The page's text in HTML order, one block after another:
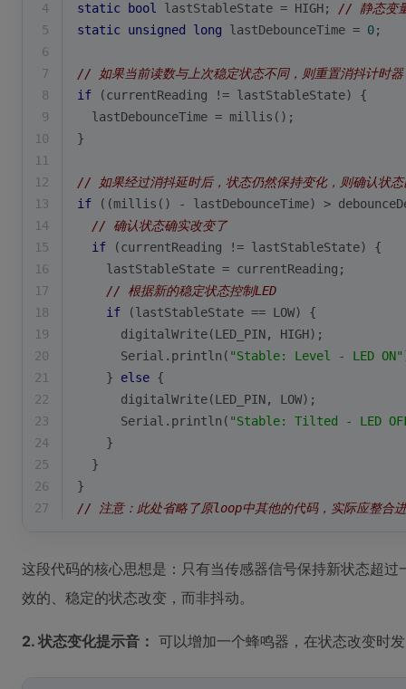
4
static bool lastStableState = HIGH; // 静态变量
5
static unsigned long lastDebounceTime = 0;
6
7
// 如果当前读数与上次稳定状态不同，则重置消抖计时器
8
if (currentReading != lastStableState) {
9
  lastDebounceTime =
millis ();
10
}
11
12
// 如果经过消抖延时后，状态仍然保持变化，则确认状态
13
if ((millis () - lastDebounceTime) >
14
// 确认状态确实改变了
15
if (currentReading != lastStableState) {
16
    lastStableState = currentReading;
17
// 根据新的稳定状态控制LED
18
if (lastStableState == LOW) {
19
digitalWrite(LED_PIN, HIGH);
20
      Serial.
println ( "Stable: Level - LED ON"
21
    }
else {
22
digitalWrite(LED_PIN, LOW);
23
      Serial.
println ( "Stable: Tilted - LED
24
    }
25
  }
26
}
27
// 注意：此处省略了原loop中其他的代码，实际应整合
这段代码的核心思想是：只有当传感器信号保持新状态超
效的、稳定的状态改变，而非抖动。
2. 状态变化提示音： 可以增加一个蜂鸣器，在状态改变时